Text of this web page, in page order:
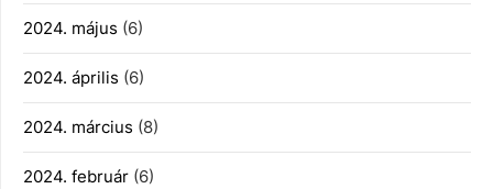
2024. május (6)
2024. április (6)
2024. március (8)
2024. február (6)